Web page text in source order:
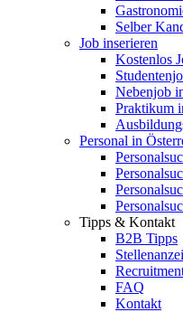
Selber
Job inserieren
Kostenlos
Nebenjob
Praktikum
Personal in
Tipps & Kontakt
B2B Tipps
FAQ
Kontakt